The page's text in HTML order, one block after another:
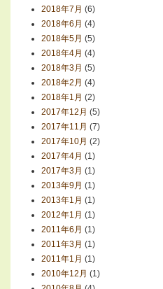
2018年7月 (6)
2018年6月 (4)
2018年5月 (5)
2018年4月 (4)
2018年3月 (5)
2018年2月 (4)
2018年1月 (2)
2017年12月 (5)
2017年11月 (7)
2017年10月 (2)
2017年4月 (1)
2017年3月 (1)
2013年9月 (1)
2013年1月 (1)
2012年1月 (1)
2011年6月 (1)
2011年3月 (1)
2011年1月 (1)
2010年12月 (1)